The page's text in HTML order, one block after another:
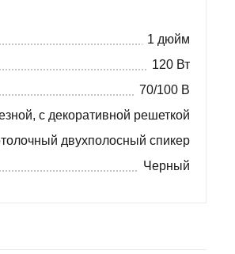
1 дюйм
120 Вт
70/100 В
с декоративной решеткой
двухполосный спикер
Черный